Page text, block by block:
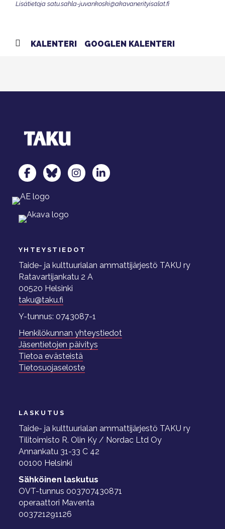
Lisätietoja satu.sahla-juvankoski@akavanerityisalat.fi
KALENTERI GOOGLEN KALENTERI
TAKU Facebookissa
TAKU Twitterissä
TAKU Instagramissa
TAKU LinkedInissä
YHTEYSTIEDOT
Taide- ja kulttuurialan ammattijärjestö TAKU ry
Ratavartijankatu 2 A
00520 Helsinki
taku@taku.fi
Y-tunnus: 0743087-1
Henkilökunnan yhteystiedot
Jäsentietojen päivitys
Tietoa evästeistä
Tietosuojaseloste
LASKUTUS
Taide- ja kulttuurialan ammattijärjestö TAKU ry
Tilitoimisto R. Olin Ky / Nordac Ltd Oy
Annankatu 31-33 C 42
00100 Helsinki
Sähköinen laskutus
OVT-tunnus 003707430871
operaattori Maventa
003721291126